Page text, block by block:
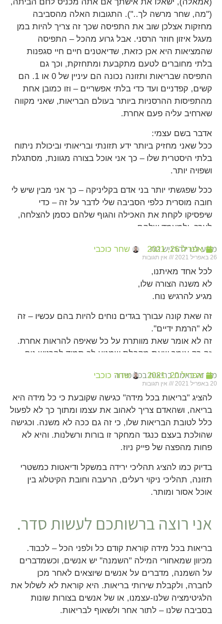
("מה, שחר מרשה לך.."). התגובות האלה מהסביבה
מחזקות אצלכן שוב את התפיסה שכך זה צריך להיות במן
מעגל איזון חוזר הרסני. אבל גרוע מהכל – התפיסה
שהמציאות היא אכן כזאת, שדיאטנים חיים חיי סגפנות
בלתי מחוברים לטעם מתקבעת ומתחזקת, וכך גם
התפיסה שבריאות ותזונה נכונה הם עיניין של 0 או 1. הם
קשים, קפדניים ועד כדי בלתי אפשריים – וזו כמובן אחת
מהתפיסות ההרסניות ביותר בעולם הבריאות, שאני מקווה
שארחיב עליה פעם אחרת.
אדבר בשם עצמי:
ככל שאני מחזיק ביותר ידע תזונתי ובריאותי וביכולת ניתוח
בלתי היסטרית שלו – כך אני אוכל בצורה מגוונת, מסתגלת
ושפויה יותר.
ככל שפגשתי יותר בני אדם בקליניקה – כך אני מבין שיש לי
חובה מוסרית כלפי הסביבה שלי לדבר על זה – כדי
שיפסיקו לקחת את האכילה והגוף שלהם כסמן להצלחה,
לערך, ולמעמד שלהם.
מגיע לנו להרגיש נוח
26 באפריל 2021 אין תגובות
אפריל 26, 2021 שחר כוכבי
לכל אחד מאיתנו,
לא משנה הצורה שלו,
מגיע להרגיש נוח.
זה שאת קונה עבורך בגדים נוחים להיות בהם עכשיו – זה
לא "הרמת ידיים".
זה לא אומר שאת מוותרת על כל שאיפה להראות אחרת.
זה רק אומר שאת מקבלת שמגיע לך תמיד להרגיש נוח.
מה זה באמת בריאות בכל מידה
20 באפריל 2021 אין תגובות
אפריל 20, 2021 שחר כוכבי
להציג "בריאות בכל מידה" כגישה שקובעת כי כל מידה היא
בריאה, ושהאדם צריך לאהוב את עצמו ומתוך כך לא לפעול
כלל לטובת הבריאות שלו, כי זה גם ככה לא משנה. וכגישה
שהולכת בעצם כנגד המחקר זו בורות ורשלנות. והיא לא
פחות מהפצה של פייק ניוז.
בדיוק כמו להציג תהליכי ירידה במשקל ודיאטות כמשטרי
תזונה, תהליכי ניקוי רעלים, הרעבה וחובת הקיטלוג בין
אוכל אסור ומותר.
אני רוצה ברשותכם לעשות סדר.
בריאות בכל מידה קוראת קודם כל ולפני הכל – לכבוד.
מכיוון שמאחורי המילה "השמנה" יש אנשים, וכשמדברים
על השמנה, מדברים על אנשים שיוצאים לאחר מכן
לחברה, ולקבלת שירותי בריאות. היא קוראת לא לשלול את
הלגיטימציה שלנו-עצמנו, או של אנשים בצורות שונות
בסביבה שלנו – לתור אחר ולשאוף לבריאות.